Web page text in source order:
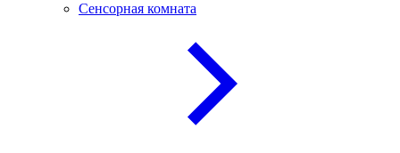
Сенсорная комната